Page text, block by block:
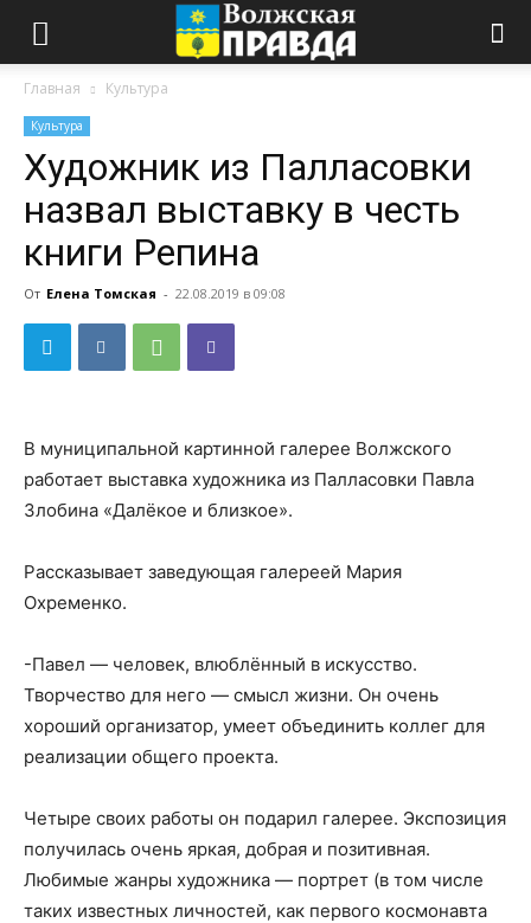
Главная Культура
Культура
Художник из Палласовки
назвал выставку в честь
книги Репина
От Елена Томская - 22.08.2019 в 09:08
В муниципальной картинной галерее Волжского
работает выставка художника из Палласовки Павла
Злобина «Далёкое и близкое».
Рассказывает заведующая галереей Мария
Охременко.
-Павел — человек, влюблённый в искусство.
Творчество для него — смысл жизни. Он очень
хороший организатор, умеет объединить коллег для
реализации общего проекта.
Четыре своих работы он подарил галерее. Экспозиция
получилась очень яркая, добрая и позитивная.
Любимые жанры художника — портрет (в том числе
таких известных личностей, как первого космонавта